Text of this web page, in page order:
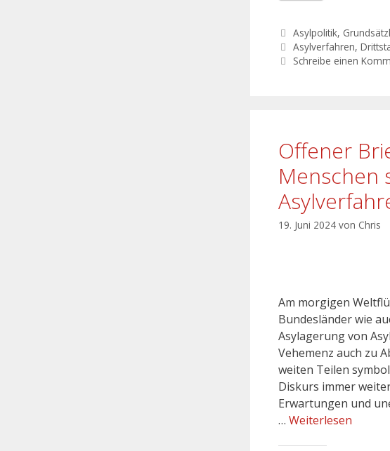
Asylpolitik,
Asylverfahren,
Schreibe einen
Offener
Menschen
19. Juni 2024 von Chris
Am morgigen
Bundesländer wie
Asylagerung von
Vehemenz auch zu
weiten Teilen
Diskurs immer
Erwartungen und
… Weiterlesen